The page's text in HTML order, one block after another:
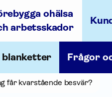
ohälsa
arbetsskador
blanketter Frågor
får kvarstående besvär?